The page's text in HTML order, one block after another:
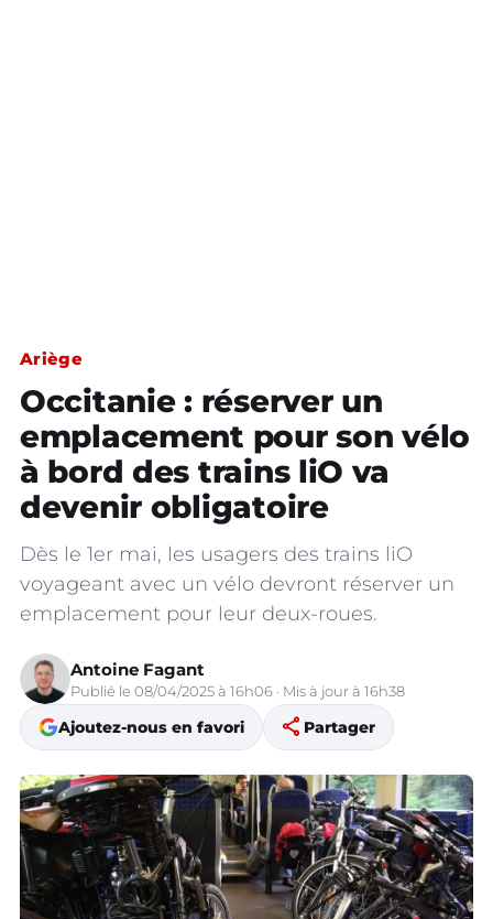
Ariège
Occitanie : réserver un
emplacement pour son vélo
à bord des trains liO va
devenir obligatoire
Dès le 1er mai, les usagers des trains liO
voyageant avec un vélo devront réserver un
emplacement pour leur deux-roues.
Antoine Fagant
Publié le 08/04/2025 à 16h06 · Mis à jour à 16h38
Ajoutez-nous en favori share Partager